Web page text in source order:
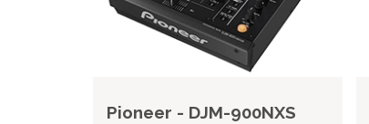
Pioneer - DJM-900NXS